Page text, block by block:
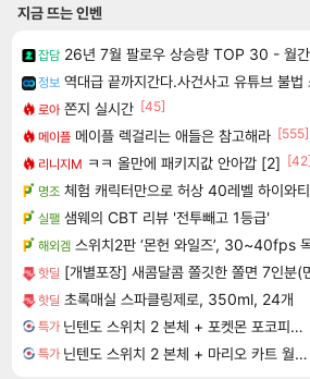
지금 뜨는 인벤
잡담 26년 7월 팔로우 상승량 TOP 30 - 월
정보 역대급 끝까지간다.사건사고 유튜브 불법
로아 쫀지 실시간 [45]
메이플 메이플 렉걸리는 애들은 참고해라 [555]
리니지M ㅋㅋ 올만에 패키지값 안아깝 [2] [42]
명조 체험 캐릭터만으로 허상 40레벨 하이와티아 5분 컷!
실팰 샘웨의 CBT 리뷰 '전투빼고 1등급'
해외겜 스위치2판 ‘몬헌 와일즈’, 30~40fps
핫딜 [개별포장] 새콤달콤 쫄깃한 쫄면 7인분(면
핫딜 초록매실 스파클링제로, 350ml, 24개
특가 닌텐도 스위치 2 본체 + 포켓몬 포코피아 + 포켓몬스터 레전드 ZA 닌텐도 스위치 2 에디션 번들
특가 닌텐도 스위치 2 본체 + 마리오 카트 월드 + 슈퍼 마리오 파티 잼버리 닌텐도 스위치 2 에디션 + 잼버리 TV 번들